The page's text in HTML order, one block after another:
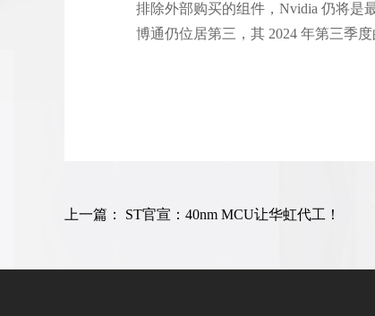
排除外部购买的组件，Nvidia 仍将是
博通仍位居第三，其 2024 年第三季
上一篇： ST官宣：40nm MCU让华虹代工！